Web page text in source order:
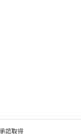
認取得